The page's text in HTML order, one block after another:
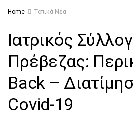
Home Τοπικά Νέα
Ιατρικός
Πρέβεζας:
Back –
Covid-19